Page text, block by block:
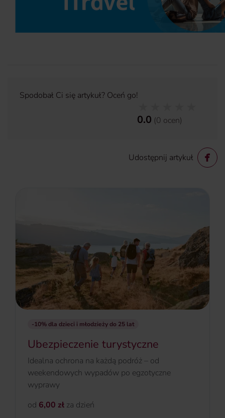
Spodobał Ci się artykuł? Oceń go!
0.0 (0 ocen)
Udostępnij artykuł
-10% dla dzieci i młodzieży do 25 lat
Ubezpieczenie turystyczne
Idealna ochrona na każdą podróż – od
weekendowych wypadów po egzotyczne
wyprawy
od 6,00 zł za dzień